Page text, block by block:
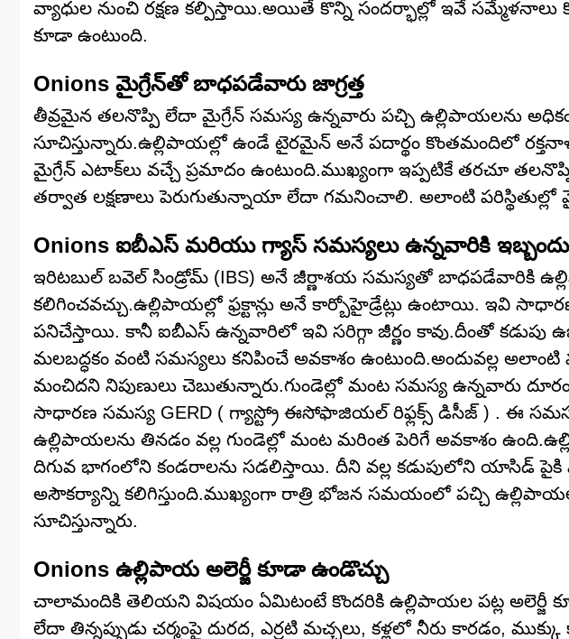
వ్యాధుల నుంచి రక్షణ కల్పిస్తాయి.అయితే కొన్ని సందర్భాల్లో ఇవే
కూడా ఉంటుంది.
Onions మైగ్రేన్‌తో బాధపడేవారు జాగ్రత్త
తీవ్రమైన తలనొప్పి లేదా మైగ్రేన్ సమస్య ఉన్నవారు పచ్చి ఉల్లిపాయలను
సూచిస్తున్నారు.ఉల్లిపాయల్లో ఉండే టైరమైన్ అనే పదార్థం కొంతమందిలో
మైగ్రేన్ ఎటాక్‌లు వచ్చే ప్రమాదం ఉంటుంది.ముఖ్యంగా ఇప్పటికే తరచూ
తర్వాత లక్షణాలు పెరుగుతున్నాయా లేదా గమనించాలి. అలాంటి పరిస్థితుల్లో
Onions ఐబీఎస్ మరియు గ్యాస్ సమస్యలు ఉన్నవారికి
ఇరిటబుల్ బవెల్ సిండ్రోమ్ (IBS) అనే జీర్ణాశయ సమస్యతో బాధపడేవారికి
కలిగించవచ్చు.ఉల్లిపాయల్లో ఫ్రక్టాన్లు అనే కార్బోహైడ్రేట్లు ఉంటాయి. ఇవి
పనిచేస్తాయి. కానీ ఐబీఎస్ ఉన్నవారిలో ఇవి సరిగ్గా జీర్ణం కావు.దీంతో కడుపు
మలబద్ధకం వంటి సమస్యలు కనిపించే అవకాశం ఉంటుంది.అందువల్ల
మంచిదని నిపుణులు చెబుతున్నారు.గుండెల్లో మంట సమస్య ఉన్నవారు
సాధారణ సమస్య GERD ( గ్యాస్ట్రో ఈసోఫాజియల్ రిఫ్లక్స్ డిసీజ్ ) . ఈ
ఉల్లిపాయలను తినడం వల్ల గుండెల్లో మంట మరింత పెరిగే అవకాశం
దిగువ భాగంలోని కండరాలను సడలిస్తాయి. దీని వల్ల కడుపులోని యాసిడ్ పైకి
అసౌకర్యాన్ని కలిగిస్తుంది.ముఖ్యంగా రాత్రి భోజన సమయంలో పచ్చి
సూచిస్తున్నారు.
Onions ఉల్లిపాయ అలెర్జీ కూడా ఉండొచ్చు
చాలామందికి తెలియని విషయం ఏమిటంటే కొందరికి ఉల్లిపాయల పట్ల అలెర్జీ
లేదా తిన్నప్పుడు చర్మంపై దురద, ఎర్రటి మచ్చలు, కళ్లలో నీరు కారడం,